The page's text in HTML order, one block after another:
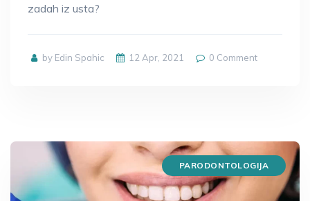
zadah iz usta?
by Edin Spahic 12 Apr, 2021 0 Comment
PARODONTOLOGIJA